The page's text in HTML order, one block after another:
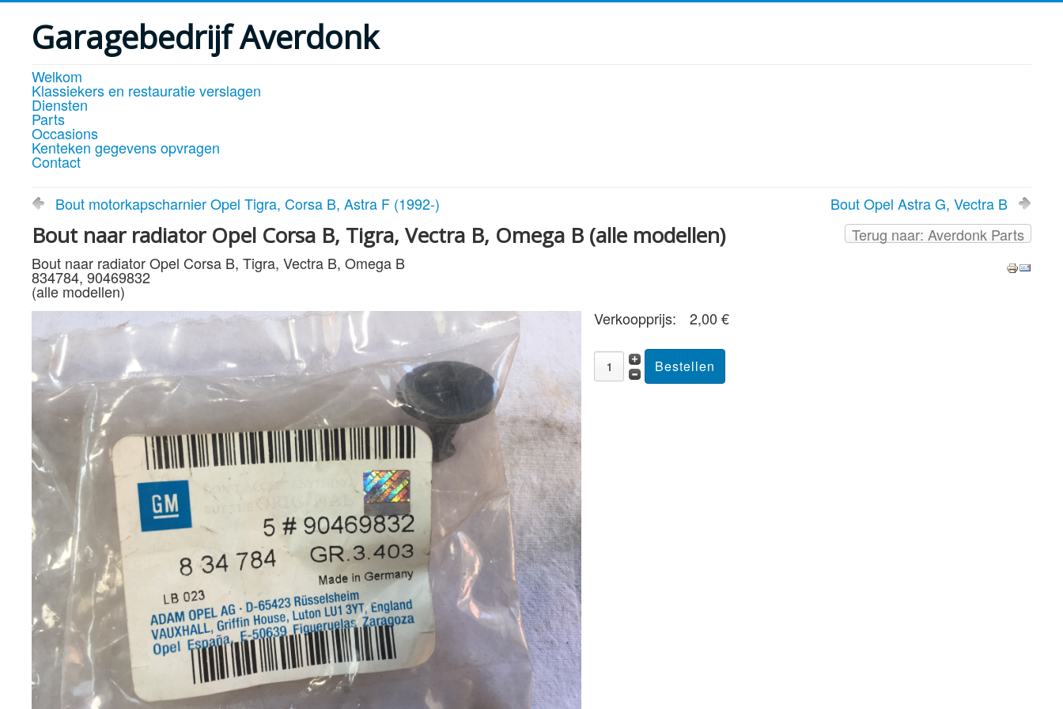
Garagebedrijf Averdonk
Welkom
Klassiekers en restauratie verslagen
Diensten
Parts
Occasions
Kenteken gegevens opvragen
Contact
Bout motorkapscharnier Opel Tigra, Corsa B, Astra F (1992-)
Bout Opel Astra G, Vectra B
Terug naar: Averdonk Parts
Bout naar radiator Opel Corsa B, Tigra, Vectra B, Omega B (alle modellen)
Bout naar radiator Opel Corsa B, Tigra, Vectra B, Omega B
834784, 90469832
(alle modellen)
Verkoopprijs:
2,00 €